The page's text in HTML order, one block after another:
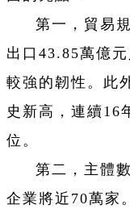
第一，貿易
出口43.85萬億
較強的韌性。此
史新高，連續16
位。
第二，主體
企業將近70萬家